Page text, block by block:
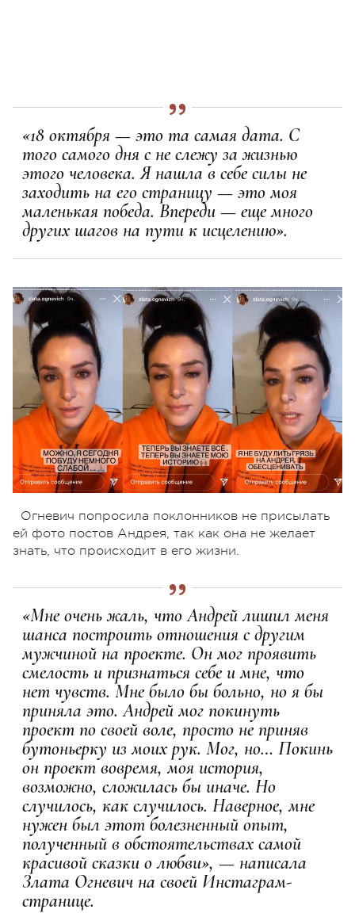
«18 октября — это та самая дата. С
того самого дня с не слежу за жизнью
этого человека. Я нашла в себе силы не
заходить на его страницу — это моя
маленькая победа. Впереди — еще много
других шагов на пути к исцелению».
Огневич попросила поклонников не присылать
ей фото постов Андрея, так как она не желает
знать, что происходит в его жизни.
«Мне очень жаль, что Андрей лишил меня
шанса построить отношения с другим
мужчиной на проекте. Он мог проявить
смелость и признаться себе и мне, что
нет чувств. Мне было бы больно, но я бы
приняла это. Андрей мог покинуть
проект по своей воле, просто не приняв
бутоньерку из моих рук. Мог, но… Покинь
он проект вовремя, моя история,
возможно, сложилась бы иначе. Но
случилось, как случилось. Наверное, мне
нужен был этот болезненный опыт,
полученный в обстоятельствах самой
красивой сказки о любви», — написала
Злата Огневич на своей Инстаграм-
странице.